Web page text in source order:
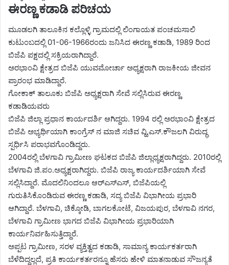
ಈರಣ್ಣ ಕಡಾಡಿ ಪರಿಚಯ
ಮೂಡಲಗಿ ತಾಲೂಕಿನ ಕಲ್ಲೊಳ್ಳಿ ಗ್ರಾಮದಲ್ಲಿ ಲಿಂಗಾಯತ ಪಂಚಮಸಾಲಿ
ಕುಟುಂಬದಲ್ಲಿ 01-06-1966ರಂದು ಜನಿಸಿದ ಈರಣ್ಣ ಕಡಾಡಿ, 1989 ರಿಂದ
ಬಿಜೆಪಿ ಪಕ್ಷದಲ್ಲಿ ಸಕ್ರಿಯರಾಗಿದ್ದಾರೆ.
ಅರಭಾಂವಿ ಕ್ಷೇತ್ರದ ಬಿಜೆಪಿ ಯುವಮೋರ್ಚಾ ಅಧ್ಯಕ್ಷರಾಗಿ ರಾಜಕೀಯ ಜೀವನ
ಪ್ರಾರಂಭ ಮಾಡಿದ್ದಾರೆ.
ಗೋಕಾಕ್ ತಾಲೂಕು ಬಿಜೆಪಿ ಅಧ್ಯಕ್ಷರಾಗಿ ಸೇವೆ ಸಲ್ಲಿಸಿರುವ ಈರಣ್ಣ
ಕಡಾಡಿಯವರು
ಬಿಜೆಪಿ ಜಿಲ್ಲಾ ಪ್ರಧಾನ ಕಾರ್ಯದರ್ಶಿ ಆಗಿದ್ದರು. 1994 ರಲ್ಲಿ ಅರಭಾಂವಿ ಕ್ಷೇತ್ರದ
ಬಿಜೆಪಿ ಅಭ್ಯರ್ಥಿಯಾಗಿ ಕಾಂಗ್ರೆಸ್ ನ ಮಾಜಿ ಸಚಿವ ವ್ಹಿ.ಎಸ್.ಕೌಜಲಗಿ ವಿರುದ್ಧ
ಸ್ಪರ್ಧಿಸಿ ಪರಾಭವಗೊಂಡಿದ್ದರು.
2004ರಲ್ಲಿ ಬೆಳಗಾವಿ ಗ್ರಾಮೀಣ ಘಟಕದ ಬಿಜೆಪಿ ಜಿಲ್ಲಾಧ್ಯಕ್ಷರಾಗಿದ್ದರು. 2010ರಲ್ಲಿ
ಬೆಳಗಾವಿ ಜಿ.ಪಂ.ಅಧ್ಯಕ್ಷರಾಗಿದ್ದರು. ಬಿಜೆಪಿ ರಾಜ್ಯ ಕಾರ್ಯದರ್ಶಿಯಾಗಿ ಸೇವೆ
ಸಲ್ಲಿಸಿದ್ದಾರೆ. ಮೊದಲಿನಿಂದಲೂ ಆರ್‌ಎಸ್‌ಎಸ್, ಬಿಜೆಪಿಯಲ್ಲಿ
ಗುರುತಿಸಿಕೊಂಡಿರುವ ಈರಣ್ಣ ಕಡಾಡಿ, ಸದ್ಯ ಬಿಜೆಪಿ ವಿಭಾಗೀಯ ಪ್ರಭಾರಿ
ಆಗಿದ್ದಾರೆ. ಬೆಳಗಾವಿ, ಚಿಕ್ಕೋಡಿ, ಬಾಗಲಕೋಟೆ, ವಿಜಯಪುರ, ಬೆಳಗಾವಿ ನಗರ,
ಬೆಳಗಾವಿ ಗ್ರಾಮೀಣ ಭಾಗದ ಬಿಜೆಪಿ ವಿಭಾಗೀಯ ಪ್ರಭಾರಿಯಾಗಿ
ಕಾರ್ಯನಿರ್ವಹಿಸುತ್ತಿದ್ದಾರೆ.
ಅಪ್ಪಟ ಗ್ರಾಮೀಣ, ಸರಳ ವ್ಯಕ್ತಿತ್ವದ ಕಡಾಡಿ, ಸಾಮಾನ್ಯ ಕಾರ್ಯಕರ್ತರಾಗಿ
ಬೆಳೆದಿದ್ದಲ್ಲದೆ, ಪ್ರತಿ ಕಾರ್ಯಕರ್ತರನ್ನೂ ಹೆಸರು ಹೇಳಿ ಮಾತನಾಡುವ ಸೌಜನ್ಯತೆ